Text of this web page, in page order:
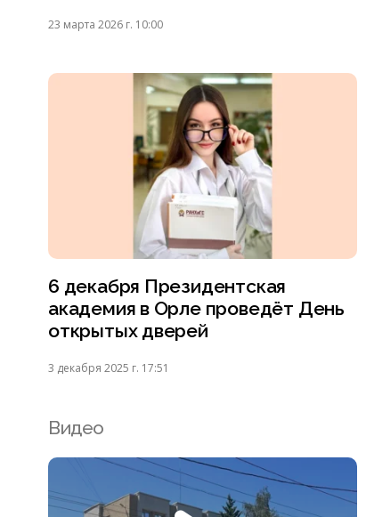
23 марта 2026 г. 10:00
6 декабря Президентская
академия в Орле проведёт День
открытых дверей
3 декабря 2025 г. 17:51
Видео